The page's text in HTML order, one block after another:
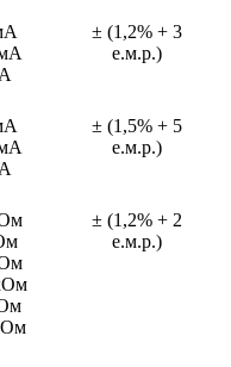
± (1,2% + 3
е.м.р.)
± (1,5% + 5
е.м.р.)
± (1,2% + 2
е.м.р.)